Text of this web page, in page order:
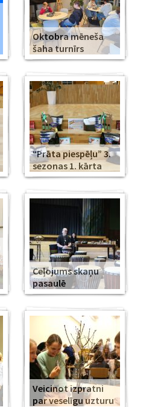
Oktobra mēneša
šaha turnīrs
“Prāta piespēļu” 3.
sezonas 1. kārta
Ceļojums skaņu
pasaulē
Veicinot izpratni
par veselīgu uzturu